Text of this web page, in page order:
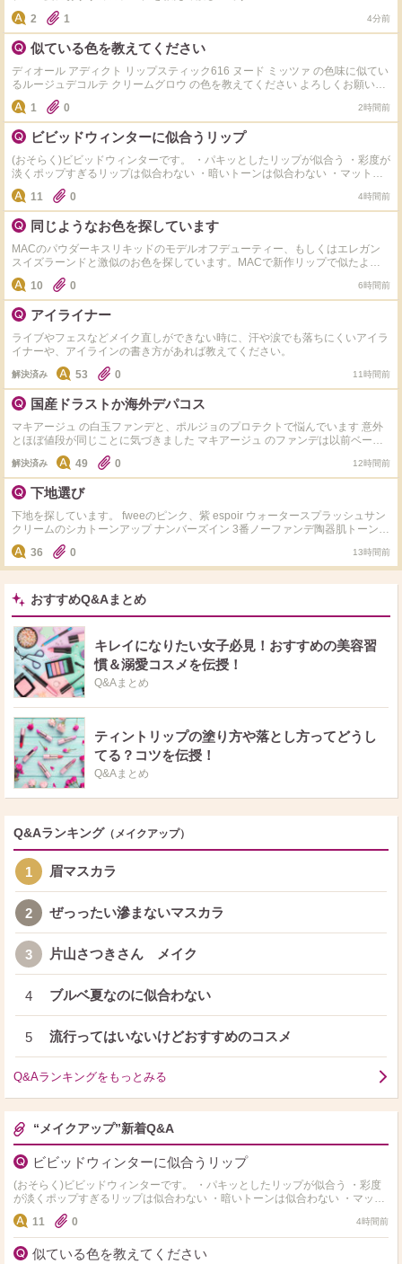
2
1 4分前
似ている色を教えてください
ディオール アディクト リップスティック616 ヌード ミッツァ の色味に似てい
るルージュデコルテ クリームグロウ の色を教えてください よろしくお願いし
ます！
1 0 2時間前
ビビッドウィンターに似合うリップ
(おそらく)ビビッドウィンターです。 ・パキッとしたリップが似合う ・彩度が
淡くポップすぎるリップは似合わない ・暗いトーンは似合わない ・マットで
のっぺり重たいものよりも透け感があり立体感があるリップのほうが好き ・
最近はピンク系が好き ビビッドウィンターにおすすめのリップを、カラーと
ともに教えていただけると嬉しいです！
11 0 4時間前
同じようなお色を探しています
MACのパウダーキスリキッドのモデルオフデューティー、もしくはエレガン
スイズラーンドと激似のお色を探しています。MACで新作リップで似たよう
なお色を店頭でご紹介いただき購入したのですが微妙に違っておりました。
MACのマットリップが大好きなのですが、他社さまのマット経験が無いの
で、もしかして似たテクスチャーでお色が合えば試してみたいです。是非ご教
示いただけますでしょうか。よろしくお願いいたします。
10 0 6時間前
アイライナー
ライブやフェスなどメイク直しができない時に、汗や涙でも落ちにくいアイラ
イナーや、アイラインの書き方があれば教えてください。
解決済み 53 0 11時間前
国産ドラストか海外デパコス
マキアージュ の白玉ファンデと、ポルジョのプロテクトで悩んでいます 意外
とほぼ値段が同じことに気づきました マキアージュ のファンデは以前ベージ
ュの方を買ったことがあり、手でテキトーに塗ると鼻や頬に毛穴落ちするなと
いう感じがありました ポルジョは店頭でBAさんが試させてくれたのは手の甲
だったので、キレイですが実際に顔に塗るとどうなのかな？と思っています
解決済み 49 0 12時間前
下地選び
下地を探しています。 fweeのピンク、紫 espoir ウォータースプラッシュサン
クリームのシカトーンアップ ナンバーズイン 3番ノーファンデ陶器肌トーンア
ップUVクリームEX の下地の中で ①乾燥しない ②皮脂崩れもしにくい ③(こっ
くりした重いテクスチャのは苦手なので)伸びがよく、軽い着け心地 に1番当て
はまる下地はどれですか？ 乾燥せずに皮脂崩れもしにくく崩れ方が綺麗な下
地を探してます。 また、重いテクスチャだと伸ばす時にムラになったり時間
がかかるのでサッと伸ばせるのがいいです どなたか教えてください！
36 0 13時間前
おすすめQ&Aまとめ
キレイになりたい女子必見！おすすめの美容習
慣＆溺愛コスメを伝授！
Q&Aまとめ
ティントリップの塗り方や落とし方ってどうし
てる？コツを伝授！
Q&Aまとめ
Q&Aランキング （メイクアップ）
1 眉マスカラ
2 ぜっったい滲まないマスカラ
3 片山さつきさん メイク
4 ブルベ夏なのに似合わない
5 流行ってはいないけどおすすめのコスメ
Q&Aランキングをもっとみる
“メイクアップ”新着Q&A
ビビッドウィンターに似合うリップ
(おそらく)ビビッドウィンターです。 ・パキッとしたリップが似合う ・彩度
が淡くポップすぎるリップは似合わない ・暗いトーンは似合わない ・マット
でのっぺり重たいものよりも透け感があり立体…
11 0 4時間前
似ている色を教えてください